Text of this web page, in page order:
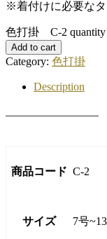
※着付けに必要なタ
色打掛 C-2 quantity
Add to cart
Category: 色打掛
Description
商品コード C-2
サイズ 7号